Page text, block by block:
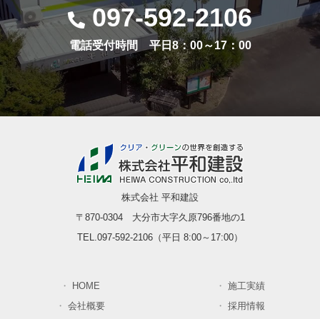
097-592-2106
電話受付時間 平日8：00～17：00
株式会社 平和建設
〒870-0304 大分市大字久原796番地の1
TEL.097-592-2106（平日 8:00～17:00）
HOME
会社概要
施工実績
採用情報